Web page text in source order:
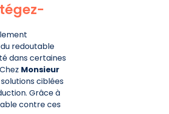
redoutable
dans certaines
Monsieur
ciblées
Grâce à
contre ces